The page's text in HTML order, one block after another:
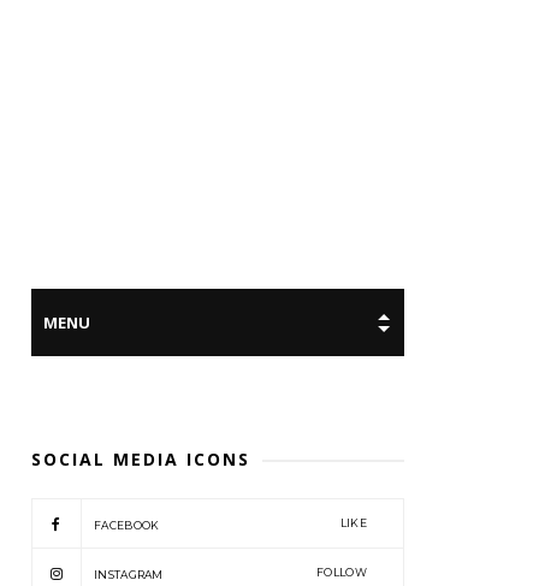
SOCIAL MEDIA ICONS
FACEBOOK LIKE
INSTAGRAM FOLLOW